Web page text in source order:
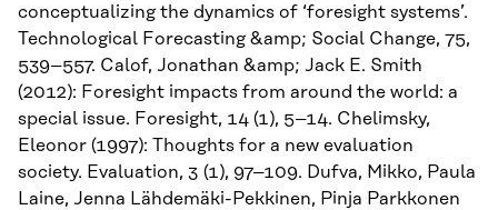
conceptualizing the dynamics of ‘foresight systems’.
Technological Forecasting &amp; Social Change, 75,
539–557. Calof, Jonathan &amp; Jack E. Smith
(2012): Foresight impacts from around the world: a
special issue. Foresight, 14 (1), 5–14. Chelimsky,
Eleonor (1997): Thoughts for a new evaluation
society. Evaluation, 3 (1), 97–109. Dufva, Mikko, Paula
Laine, Jenna Lähdemäki-Pekkinen, Pinja Parkkonen